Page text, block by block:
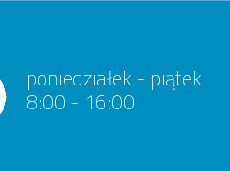
poniedziałek - piątek
8:00 - 16:00